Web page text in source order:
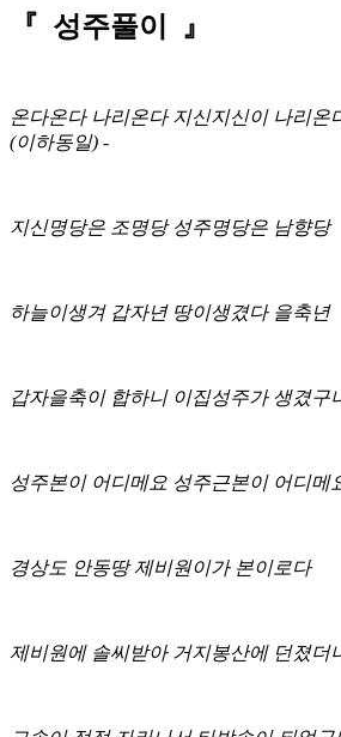
『 성주풀이 』
온다온다 나리온다 지신지신이 나리온
(이하동일) -
지신명당은 조명당 성주명당은 남향당
하늘이생겨 갑자년 땅이생겼다 을축년
갑자을축이 합하니 이집성주가 생겼구
성주본이 어디메요 성주근본이 어디메
경상도 안동땅 제비원이가 본이로다
제비원에 솔씨받아 거지봉산에 던졌더